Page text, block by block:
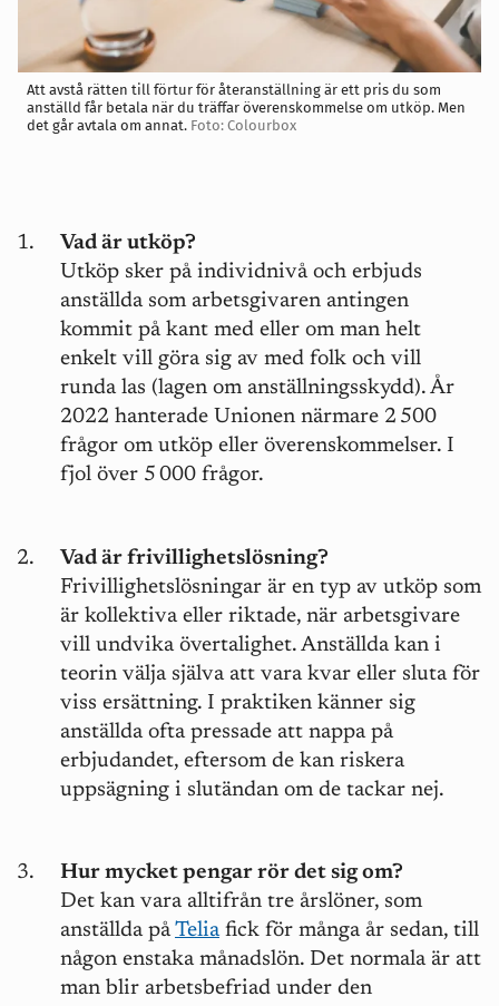
Att avstå rätten till förtur för återanställning är ett pris du som
anställd får betala när du träffar överenskommelse om utköp. Men
det går avtala om annat. Foto: Colourbox
Vad är utköp?
Utköp sker på individnivå och erbjuds
anställda som arbetsgivaren antingen
kommit på kant med eller om man helt
enkelt vill göra sig av med folk och vill
runda las (lagen om anställningsskydd). År
2022 hanterade Unionen närmare 2 500
frågor om utköp eller överenskommelser. I
fjol över 5 000 frågor.
Vad är frivillighetslösning?
Frivillighetslösningar är en typ av utköp som
är kollektiva eller riktade, när arbetsgivare
vill undvika övertalighet. Anställda kan i
teorin välja själva att vara kvar eller sluta för
viss ersättning. I praktiken känner sig
anställda ofta pressade att nappa på
erbjudandet, eftersom de kan riskera
uppsägning i slutändan om de tackar nej.
Hur mycket pengar rör det sig om?
Det kan vara alltifrån tre årslöner, som
anställda på Teliafick för många år sedan, till
någon enstaka månadslön. Det normala är att
man blir arbetsbefriad under den